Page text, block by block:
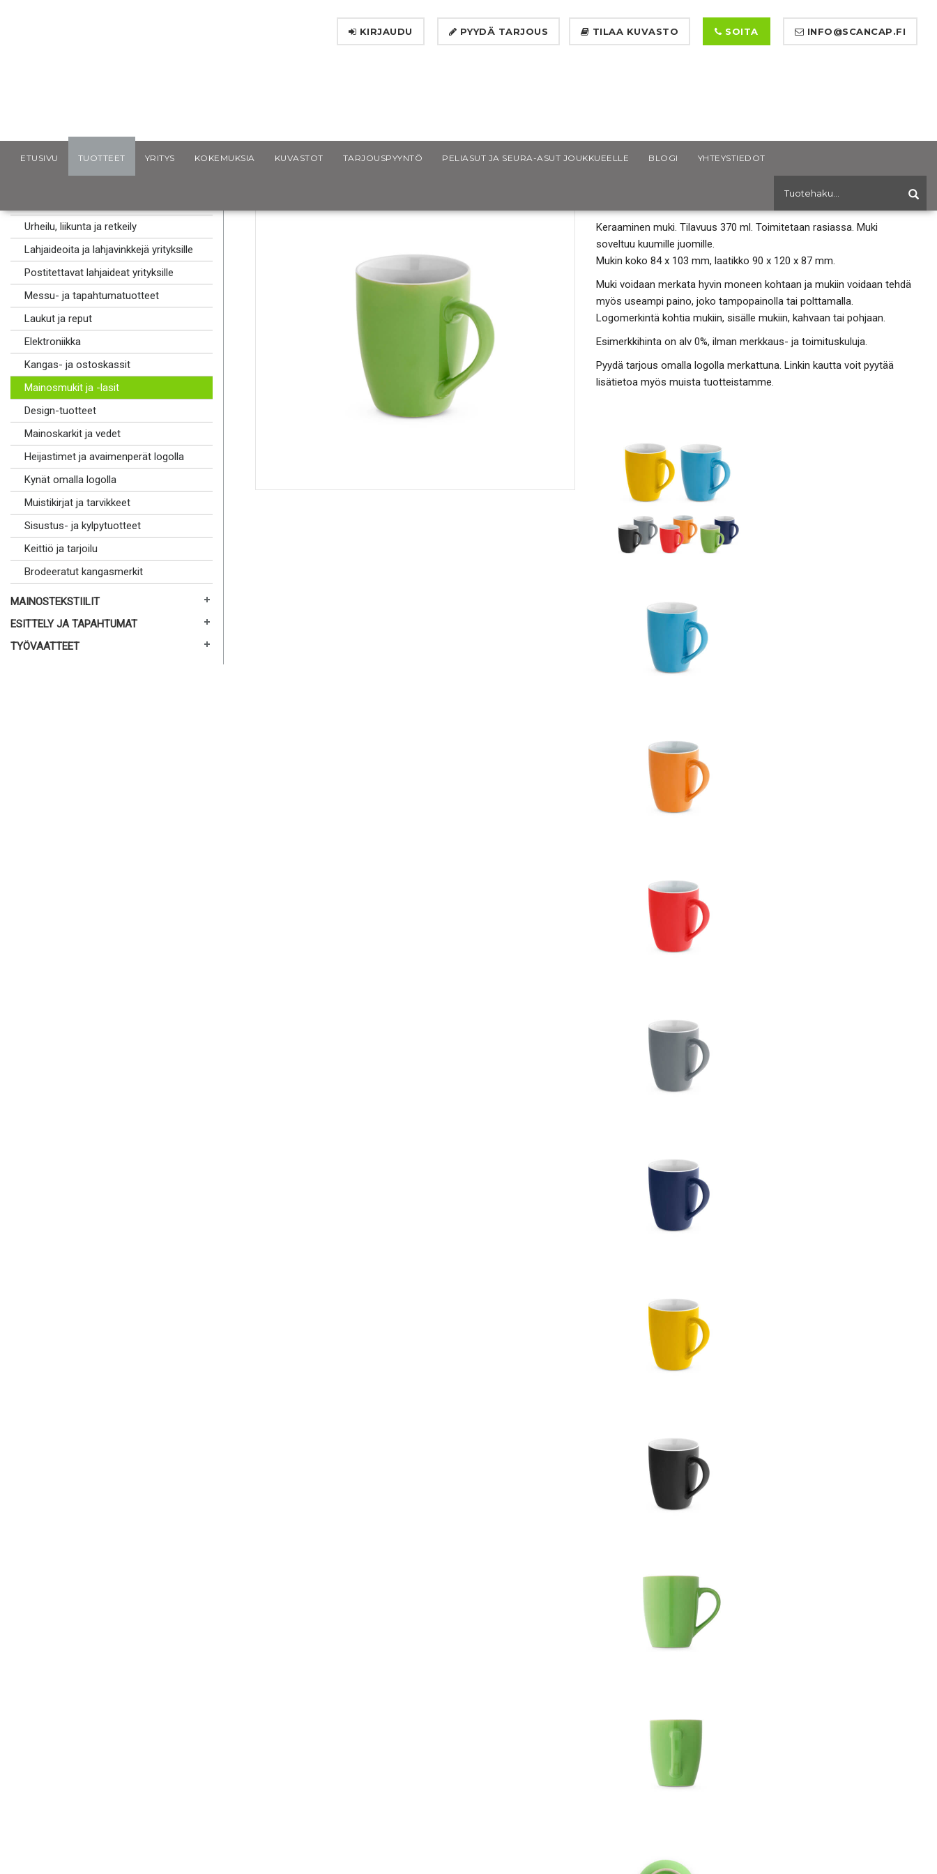
INFO@SCANCAP.FI
SOITA
PYYDÄ TARJOUS TILAA KUVASTO
KIRJAUDU
ETUSIVU TUOTTEET YRITYS KOKEMUKSIA KUVASTOT TARJOUSPYYNTÖ PELIASUT JA SEURA-ASUT JOUKKUEELLE BLOGI YHTEYSTIEDOT
Keraaminen muki. Tilavuus 370 ml. Toimitetaan rasiassa. Muki
soveltuu kuumille juomille.
Mukin koko 84 x 103 mm, laatikko 90 x 120 x 87 mm.
Muki voidaan merkata hyvin moneen kohtaan ja mukiin voidaan tehdä
myös useampi paino, joko tampopainolla tai polttamalla.
Logomerkintä kohtia mukiin, sisälle mukiin, kahvaan tai pohjaan.
Esimerkkihinta on alv 0%, ilman merkkaus- ja toimituskuluja.
Pyydä tarjous omalla logolla merkattuna. Linkin kautta voit pyytää
lisätietoa myös muista tuotteistamme.
Urheilu, liikunta ja retkeily
Lahjaideoita ja lahjavinkkejä yrityksille
Postitettavat lahjaideat yrityksille
Messu- ja tapahtumatuotteet
Laukut ja reput
Elektroniikka
Kangas- ja ostoskassit
Mainosmukit ja -lasit
Design-tuotteet
Mainoskarkit ja vedet
Heijastimet ja avaimenperät logolla
Kynät omalla logolla
Muistikirjat ja tarvikkeet
Sisustus- ja kylpytuotteet
Keittiö ja tarjoilu
Brodeeratut kangasmerkit
MAINOSTEKSTIILIT
ESITTELY JA TAPAHTUMAT
TYÖVAATTEET